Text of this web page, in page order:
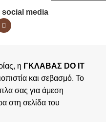
social media
η ΓΚΛΑΒΑΣ DO IT
και σεβασμό. Το
σας για άμεση
στη σελίδα του